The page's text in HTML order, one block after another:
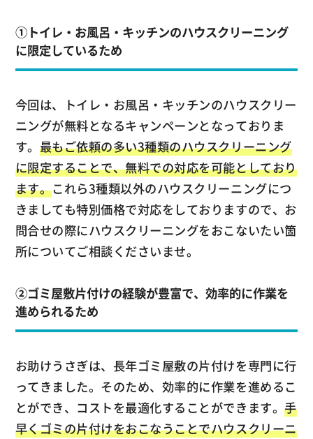
①トイレ・お風呂・キッチンのハウスクリーニング
に限定しているため
今回は、トイレ・お風呂・キッチンのハウスクリー
ニングが無料となるキャンペーンとなっておりま
す。 最もご依頼の多い3種類のハウスクリーニング
に限定することで、無料での対応を可能としており
ます。これら3種類以外のハウスクリーニングにつ
きましても特別価格で対応をしておりますので、お
問合せの際にハウスクリーニングをおこないたい箇
所についてご相談くださいませ。
②ゴミ屋敷片付けの経験が豊富で、効率的に作業を
進められるため
お助けうさぎは、長年ゴミ屋敷の片付けを専門に行
ってきました。そのため、効率的に作業を進めるこ
とができ、コストを最適化することができます。手
早くゴミの片付けをおこなうことでハウスクリーニ